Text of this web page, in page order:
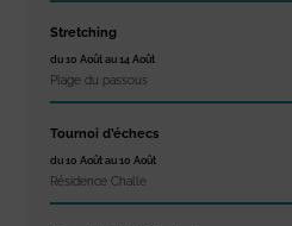
Stretching
du 10 Août au 14 Août
Plage du passous
Tournoi d’échecs
du 10 Août au 10 Août
Résidence Challe